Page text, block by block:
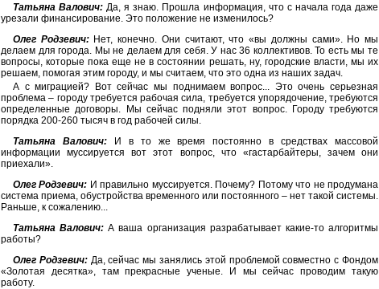
Татьяна Валович: Да, я знаю. Прошла информация, что с начала года даже
урезали финансирование. Это положение не изменилось?
Олег Родзевич:Нет, конечно. Они считают, что «вы должны сами». Но мы
делаем для города. Мы не делаем для себя. У нас 36 коллективов. То есть мы те
вопросы, которые пока еще не в состоянии решать, ну, городские власти, мы их
решаем, помогая этим городу, и мы считаем, что это одна из наших задач.
А с миграцией? Вот сейчас мы поднимаем вопрос... Это очень серьезная
проблема – городу требуется рабочая сила, требуется упорядочение, требуются
определенные договоры. Мы сейчас подняли этот вопрос. Городу требуются
порядка 200-260 тысяч в год рабочей силы.
Татьяна Валович:И в то же время постоянно в средствах массовой
информации муссируется вот этот вопрос, что «гастарбайтеры, зачем они
приехали».
Олег Родзевич: И правильно муссируется. Почему? Потому что не продумана
система приема, обустройства временного или постоянного – нет такой системы.
Раньше, к сожалению...
Татьяна Валович: А ваша организация разрабатывает какие-то алгоритмы
работы?
Олег Родзевич:Да, сейчас мы занялись этой проблемой совместно с Фондом
«Золотая десятка», там прекрасные ученые. И мы сейчас проводим такую
работу.